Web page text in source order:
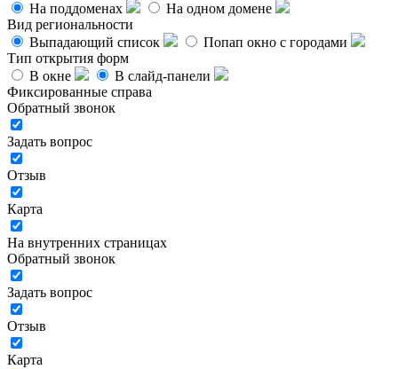
На поддоменах
На одном домене
Вид региональности
Выпадающий список
Попап окно с городами
Тип открытия форм
В окне
В слайд-панели
Фиксированные справа
Обратный звонок
Задать вопрос
Отзыв
Карта
На внутренних страницах
Обратный звонок
Задать вопрос
Отзыв
Карта